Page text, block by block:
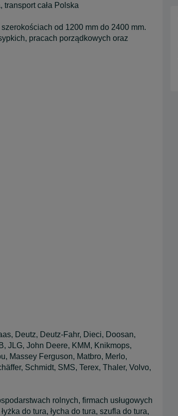
cała Polska
od 1200 mm do 2400 mm.
pracach porządkowych oraz
Deutz, Deutz-Fahr, Dieci, Doosan,
JLG, John Deere, KMM, Knikmops,
Massey Ferguson, Matbro, Merlo,
Schmidt, SMS, Terex, Thaler, Volvo,
rolnych, firmach usługowych
do tura, łycha do tura, szufla do tura,